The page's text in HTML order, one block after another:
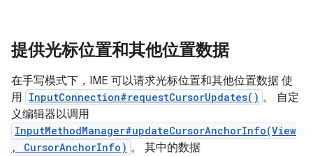
提供光标位置和其他位置数据
在手写模式下，IME 可以请求光标位置和其他位置数据 使
用 InputConnection#requestCursorUpdates() 。 自定
义编辑器以调用
InputMethodManager#updateCursorAnchorInfo(View
, CursorAnchorInfo) 。 其中的数据